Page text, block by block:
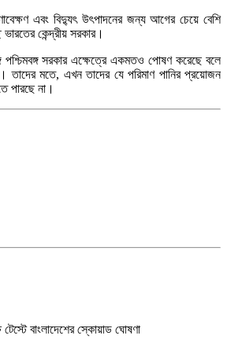
এবং বিদ্যুৎ উৎপাদনের জন্য আগের চেয়ে বেশি
কেন্দ্রীয় সরকার।
পশ্চিমবঙ্গ সরকার এক্ষেত্রে একমতও পোষণ করেছে বলে
তাদের মতে, এখন তাদের যে পরিমাণ পানির প্রয়োজন
পারছে না।